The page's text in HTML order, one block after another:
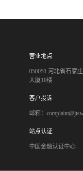
营业地点
050051 河北省石家
大厦10楼
客户投诉
邮箱：
站点认证
中国金融认证中心